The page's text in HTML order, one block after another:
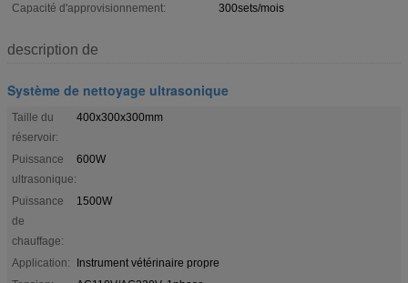
Capacité d'approvisionnement:
300sets/mois
description de
Système de nettoyage ultrasonique
Taille du
réservoir:
400x300x300mm
Puissance
ultrasonique:
600W
Puissance
de
chauffage:
1500W
Application:
Instrument vétérinaire propre